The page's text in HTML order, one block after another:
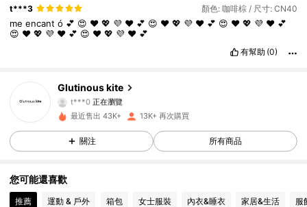
t***3 顏色: 咖啡棕 / 尺寸: CN40
meencantó 💕 😍 ♥️💖 💜 ❤️ 💕 😍 ♥️💖 💜 ❤️ 💕 😍 ♥️💖 💜 ❤️ 💕
😍 ♥️💖 💜 ❤️ 💕 😍 ♥️💖 💜 ❤️ 💕
有幫助 (0)
Glutinous kite
4.91
t***0 正在瀏覽
4.91
7K 追蹤者
4.91 7K 追蹤者
4.91
最近售出 43K+ 13K+ 再次購買
關注 所有商品
您可能還喜歡
推薦 運動 & 戶外 箱包 女士服裝 內衣&睡衣 家居&生活 服